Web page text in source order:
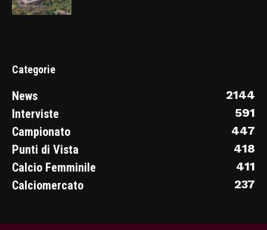
Categorie
News
2144
Interviste
591
Campionato
447
Punti di Vista
418
Calcio Femminile
411
Calciomercato
237